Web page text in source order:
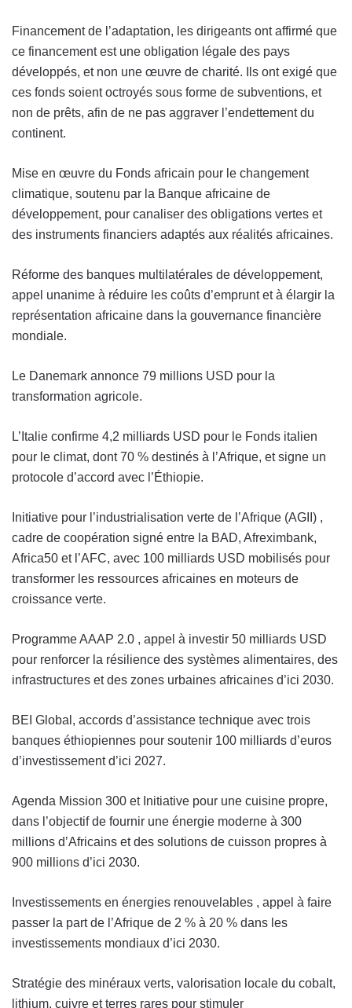
Financement de l’adaptation, les dirigeants ont affirmé que
ce financement est une obligation légale des pays
développés, et non une œuvre de charité. Ils ont exigé que
ces fonds soient octroyés sous forme de subventions, et
non de prêts, afin de ne pas aggraver l’endettement du
continent.
Mise en œuvre du Fonds africain pour le changement
climatique, soutenu par la Banque africaine de
développement, pour canaliser des obligations vertes et
des instruments financiers adaptés aux réalités africaines.
Réforme des banques multilatérales de développement,
appel unanime à réduire les coûts d’emprunt et à élargir la
représentation africaine dans la gouvernance financière
mondiale.
Le Danemark annonce 79 millions USD pour la
transformation agricole.
L’Italie confirme 4,2 milliards USD pour le Fonds italien
pour le climat, dont 70 % destinés à l’Afrique, et signe un
protocole d’accord avec l’Éthiopie.
Initiative pour l’industrialisation verte de l’Afrique (AGII) ,
cadre de coopération signé entre la BAD, Afreximbank,
Africa50 et l’AFC, avec 100 milliards USD mobilisés pour
transformer les ressources africaines en moteurs de
croissance verte.
Programme AAAP 2.0 , appel à investir 50 milliards USD
pour renforcer la résilience des systèmes alimentaires, des
infrastructures et des zones urbaines africaines d’ici 2030.
BEI Global, accords d’assistance technique avec trois
banques éthiopiennes pour soutenir 100 milliards d’euros
d’investissement d’ici 2027.
Agenda Mission 300 et Initiative pour une cuisine propre,
dans l’objectif de fournir une énergie moderne à 300
millions d’Africains et des solutions de cuisson propres à
900 millions d’ici 2030.
Investissements en énergies renouvelables , appel à faire
passer la part de l’Afrique de 2 % à 20 % dans les
investissements mondiaux d’ici 2030.
Stratégie des minéraux verts, valorisation locale du cobalt,
lithium, cuivre et terres rares pour stimuler